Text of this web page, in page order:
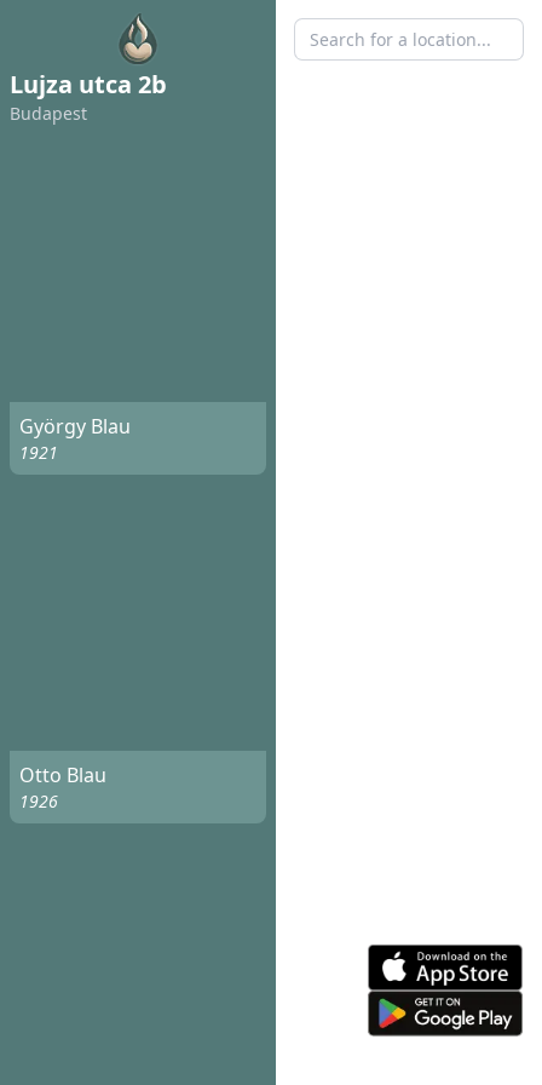
Lujza utca 2b
Budapest
György Blau
1921
Otto Blau
1926